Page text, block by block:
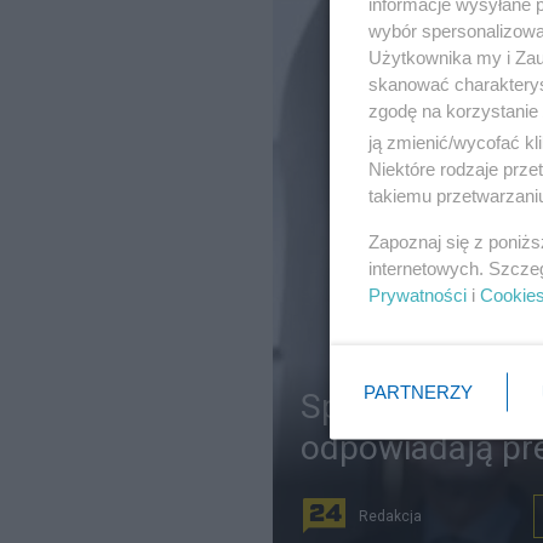
Spór o Polskę i
odpowiadają
Redakcja
wybór
Użytkownika my i
skanować
zgodę na
ją zmienić/wycofać
Niektóre rodzaje
takiemu
Zapoznaj się z
internetowych.
Prywatności i Cookies
PARTNERZY